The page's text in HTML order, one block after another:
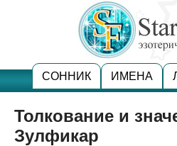
СОННИК ИМЕНА
Толкование и
Зулфикар